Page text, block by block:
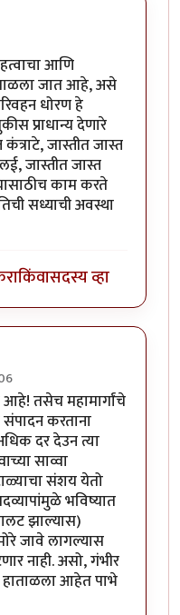
आणि
जात आहे, असे
धोरण हे
प्राधान्य देणारे
जास्तीत जास्त
जास्तीत जास्त
काम करते
सध्याची अवस्था
किंवासदस्य व्हा
तसेच महामार्गांचे
करताना
दर देउन त्या
साव्वा
संशय येतो
भविष्यात
झाल्यास)
जावे लागल्यास
नाही. असो, गंभीर
हाताळला आहेत पाभे